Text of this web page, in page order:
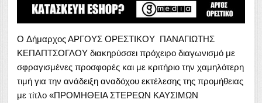
O Δήμαρχος ΑΡΓΟΥΣ ΟΡΕΣΤΙΚΟΥ ΠΑΝΑΓΙΩΤΗΣ
ΚΕΠΑΠΤΣΟΓΛΟΥ διακηρύσσει πρόχειρο διαγωνισμό με
σφραγισμένες προσφορές και με κριτήριο την χαμηλότερη
τιμή για την ανάδειξη αναδόχου εκτέλεσης της προμήθειας
με τίτλο «ΠΡΟΜΗΘΕΙΑ ΣΤΕΡΕΩΝ ΚΑΥΣΙΜΩΝ